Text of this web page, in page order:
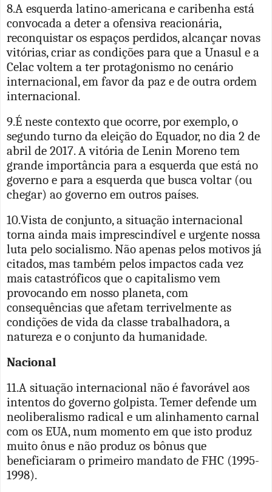
8.A esquerda latino-americana e caribenha está
convocada a deter a ofensiva reacionária,
reconquistar os espaços perdidos, alcançar novas
vitórias, criar as condições para que a Unasul e a
Celac voltem a ter protagonismo no cenário
internacional, em favor da paz e de outra ordem
internacional.
9.É neste contexto que ocorre, por exemplo,o
segundo turno da eleição do Equador, no dia 2 de
abril de 2017. A vitória de Lenin Moreno tem
grande importância para a esquerda que está no
governo e para a esquerda que busca voltar (ou
chegar) ao governo em outros países.
10.Vista de conjunto, a situação internacional
torna ainda mais imprescindível e urgente nossa
luta pelo socialismo. Não apenas pelos motivos já
citados, mas também pelos impactos cada vez
mais catastróficos que o capitalismo vem
provocando em nosso planeta, com
consequências que afetam terrivelmente as
condições de vida da classe trabalhadora, a
natureza e o conjunto da humanidade.
Nacional
11.A situação internacional não é favorável aos
intentos do governo golpista. Temer defende um
neoliberalismo radical e um alinhamento carnal
com os EUA, num momento em que isto produz
muito ônus e não produz os bônus que
beneficiaram o primeiro mandato de FHC (1995-
1998).